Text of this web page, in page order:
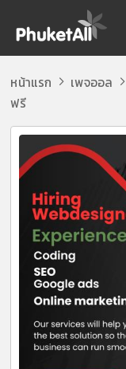
หน้าแรก เพจออล
ฟรี